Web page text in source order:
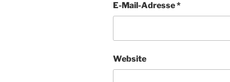
E-Mail-Adresse*
Website